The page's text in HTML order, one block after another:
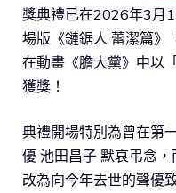
獎典禮已在2026年3月
場版《鏈鋸人 蕾潔篇》
在動畫《膽大黨》中以
獲獎！
典禮開場特別為曾在第
優 池田昌子 默哀弔念
改為向今年去世的聲優